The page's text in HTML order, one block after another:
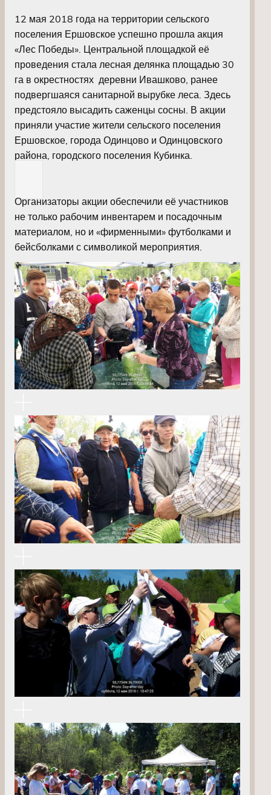
12 мая 2018 года на территории сельского
поселения Ершовское успешно прошла акция
«Лес Победы». Центральной площадкой её
проведения стала лесная делянка площадью 30
га в окрестностях деревни Ивашково, ранее
подвергшаяся санитарной вырубке леса. Здесь
предстояло высадить саженцы сосны. В акции
приняли участие жители сельского поселения
Ершовское, города Одинцово и Одинцовского
района, городского поселения Кубинка.
Организаторы акции обеспечили её участников
не только рабочим инвентарем и посадочным
материалом, но и «фирменными» футболками и
бейсболками с символикой мероприятия.